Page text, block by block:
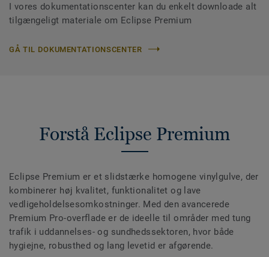
I vores dokumentationscenter kan du enkelt downloade alt
tilgængeligt materiale om Eclipse Premium
GÅ TIL DOKUMENTATIONSCENTER
Forstå Eclipse Premium
Eclipse Premium er et slidstærke homogene vinylgulve, der
kombinerer høj kvalitet, funktionalitet og lave
vedligeholdelsesomkostninger. Med den avancerede
Premium Pro-overflade er de ideelle til områder med tung
trafik i uddannelses- og sundhedssektoren, hvor både
hygiejne, robusthed og lang levetid er afgørende.